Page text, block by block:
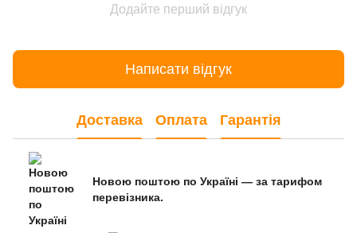
Додайте перший відгук
Написати відгук
Доставка Оплата Гарантія
Новою поштою по Україні — за тарифом
перевізника.